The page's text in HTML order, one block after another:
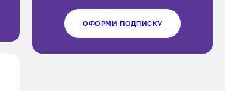
ОФОРМИ ПОДПИСКУ